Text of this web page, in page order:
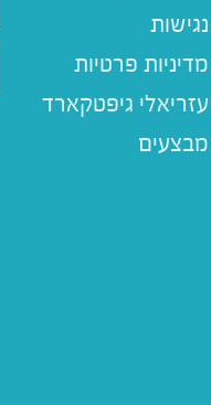
נגישות
מדיניות פרטיות
עזריאלי גיפטקארד
מבצעים